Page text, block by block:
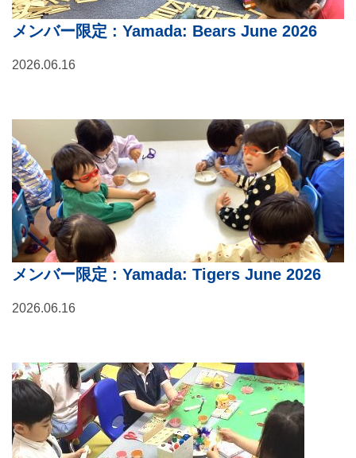
メンバー限定 : Yamada: Bears June 2026
2026.06.16
メンバー限定 : Yamada: Tigers June 2026
2026.06.16